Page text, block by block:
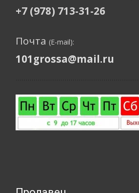
+7 (978) 713-31-26
Почта (E-mail):
101grossa@mail.ru